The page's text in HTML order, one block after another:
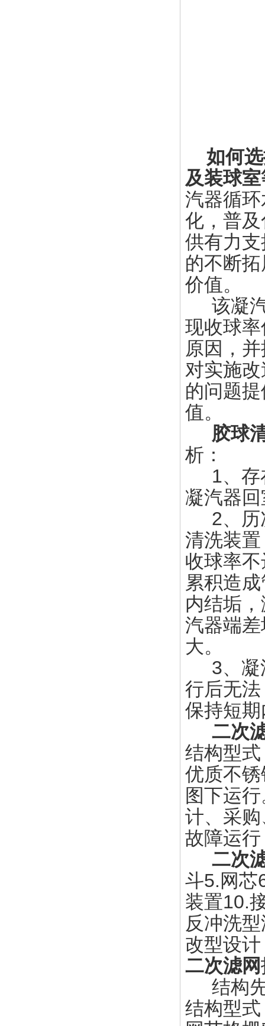
如何
及装球室
汽器循
化，普
供有力
的不断
价值。
该凝汽
现收球
原因，
对实施
的问题
值。
胶球
析：
1、存
凝汽器
2、历
清洗装置
收球率
累积造
内结垢
汽器端差
大。
3、凝
行后无法
保持短
二次
结构型
优质不
图下运
计、采
故障运
二次
斗5.网芯
装置10.
反冲洗
改型设
二次滤网
结构先
结构型